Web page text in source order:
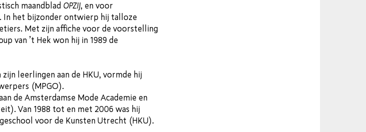
maandblad OPZIJ, en voor
In het bijzonder ontwierp hij talloze
Met zijn affiche voor de voorstelling
van ’t Hek won hij in 1989 de
leerlingen aan de HKU, vormde hij
(MPGO).
de Amsterdamse Mode Academie en
Van 1988 tot en met 2006 was hij
voor de Kunsten Utrecht (HKU).